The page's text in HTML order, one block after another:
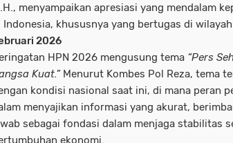
menyampaikan apresiasi yang mendalam
Indonesia, khususnya yang bertugas di wilayah
2026
HPN 2026 mengusung tema “Pers
Kuat.”Menurut Kombes Pol Reza, tema
kondisi nasional saat ini, di mana peran
menyajikan informasi yang akurat,
sebagai fondasi dalam menjaga stabilitas
ekonomi.